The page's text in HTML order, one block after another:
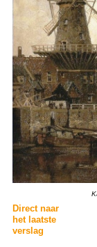
Direct naar
het laatste
verslag